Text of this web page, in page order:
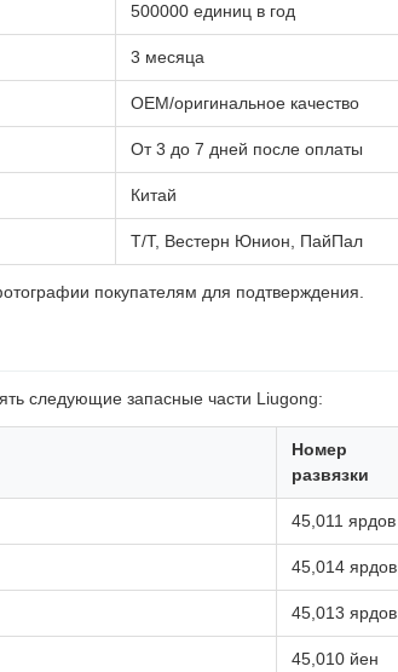
500000 единиц в год
3 месяца
OEM/оригинальное качество
От 3 до 7 дней после оплаты
Китай
Т/Т, Вестерн Юнион, ПайПал
покупателям для подтверждения.
следующие запасные части Liugong:
Номер
развязки
45,011 ярдов
45,014 ярдов
45,013 ярдов
45,010 йен